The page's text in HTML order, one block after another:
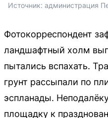
Источник: администрация
Фотокорреспондент
ландшафтный холм
пытались вспахать.
грунт рассыпали по
эспланады.
площадку к